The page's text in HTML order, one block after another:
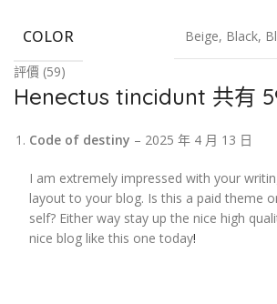
COLOR Beige, Black,
評價 (59)
Henectus tincidunt 共有
Code of destiny – 2025 年 4 月 13 日
I am extremely impressed with your
layout to your blog. Is this a paid theme
self? Either way stay up the nice high
nice blog like this one today!